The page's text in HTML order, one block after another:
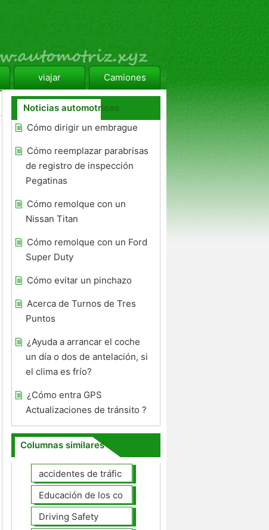
viajar Camiones
Noticias automotrices
Cómo dirigir un embrague
Cómo reemplazar parabrisas
de registro de inspección
Pegatinas
Cómo remolque con un
Nissan Titan
Cómo remolque con un Ford
Super Duty
Cómo evitar un pinchazo
Acerca de Turnos de Tres
Puntos
¿Ayuda a arrancar el coche
un día o dos de antelación, si
el clima es frío?
¿Cómo entra GPS
Actualizaciones de tránsito ?
Columnas similares
accidentes de tráfico
Educación de los conductores
Driving Safety